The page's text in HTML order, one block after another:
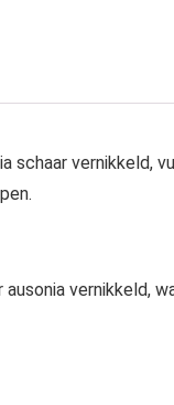
schaar vernikkeld,
vernikkeld,